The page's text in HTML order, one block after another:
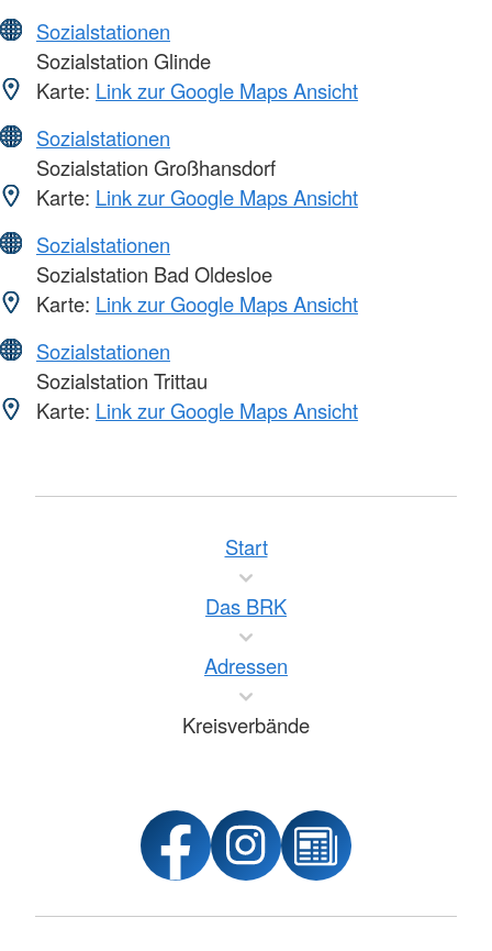
Sozialstationen
Sozialstation Glinde
Karte: Link zur Google Maps Ansicht
Sozialstationen
Sozialstation Großhansdorf
Karte: Link zur Google Maps Ansicht
Sozialstationen
Sozialstation Bad Oldesloe
Karte: Link zur Google Maps Ansicht
Sozialstationen
Sozialstation Trittau
Karte: Link zur Google Maps Ansicht
Start
Das BRK
Adressen
Kreisverbände